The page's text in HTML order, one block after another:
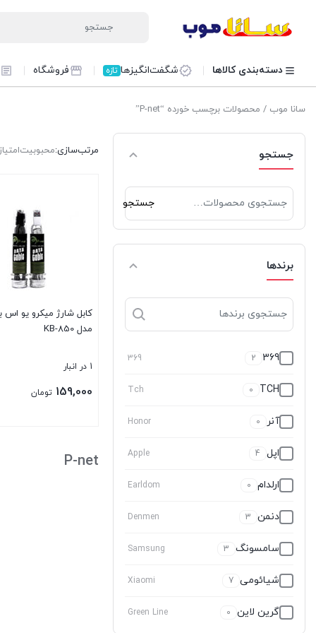
دسته‌بندی کالاها شگفت‌انگیزها تازه فروشگاه
سانا موب / محصولات برچسب خورده “P-net”
جستجو
برای:
جستجو
برندها
369
2
369
TCH
0
Tch
آنر 0
Honor
اپل 4
Apple
ارلدام 0
Earldom
دنمن 3
Denmen
سامسونگ 3
Samsung
شیائومی 7
Xiaomi
گرین لاین 0
Green Line
مرتب‌سازی:محبوبیت
کابل شارژ میکرو یو
مدل KB-850
1 در انبار
159,000 تومان
P-net